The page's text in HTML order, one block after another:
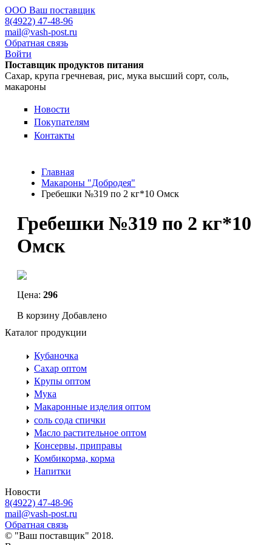
ООО Ваш поставщик
8(4922) 47-48-96
mail@vash-post.ru
Обратная связь
Войти
Поставщик продуктов питания
Сахар, крупа гречневая, рис, мука высший сорт, соль,
макароны
Новости
Покупателям
Контакты
Главная
Макароны "Добродея"
Гребешки №319 по 2 кг*10 Омск
Гребешки №319 по 2 кг*10
Омск
Цена: 296
В корзину Добавлено
Каталог продукции
Кубаночка
Сахар оптом
Крупы оптом
Мука
Макаронные изделия оптом
соль сода спички
Масло растительное оптом
Консервы, приправы
Комбикорма, корма
Напитки
Новости
8(4922) 47-48-96
mail@vash-post.ru
Обратная связь
© "Ваш поставщик" 2018.